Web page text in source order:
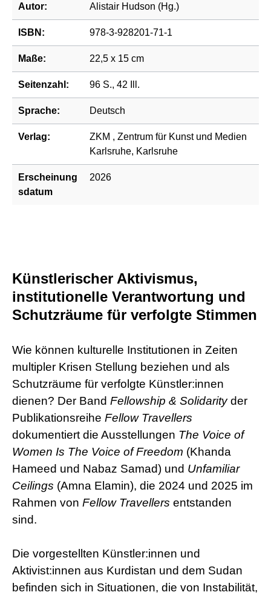
Autor: Alistair Hudson (Hg.)
ISBN: 978-3-928201-71-1
Maße: 22,5 x 15 cm
Seitenzahl: 96 S., 42 Ill.
Sprache: Deutsch
Verlag: ZKM , Zentrum für Kunst und Medien
Karlsruhe, Karlsruhe
Erscheinung
sdatum
2026
Künstlerischer Aktivismus,
institutionelle Verantwortung und
Schutzräume für verfolgte Stimmen
Wie können kulturelle Institutionen in Zeiten
multipler Krisen Stellung beziehen und als
Schutzräume für verfolgte Künstler:innen
dienen? Der Band Fellowship & Solidarityder
Publikationsreihe Fellow Travellers
dokumentiert die Ausstellungen The Voice of
Women Is The Voice of Freedom (Khanda
Hameed und Nabaz Samad) und Unfamiliar
Ceilings (Amna Elamin), die 2024 und 2025 im
Rahmen von Fellow Travellers entstanden
sind.
Die vorgestellten Künstler:innen und
Aktivist:innen aus Kurdistan und dem Sudan
befinden sich in Situationen, die von Instabilität,